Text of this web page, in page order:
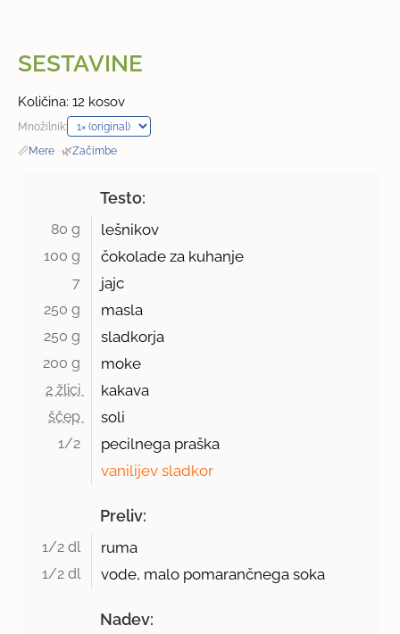
SESTAVINE
Količina: 12 kosov
Množilnik:
📏Mere · 🌿Začimbe
Testo:
80 g lešnikov
100 g čokolade za kuhanje
7 jajc
250 g masla
250 g sladkorja
200 g moke
2 žlici kakava
ščep soli
1/2
pecilnega praška
vanilijev sladkor
Preliv:
1/2 dl ruma
1/2 dl vode, malo pomarančnega soka
Nadev: